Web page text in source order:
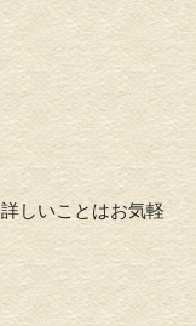
詳しいことはお気軽